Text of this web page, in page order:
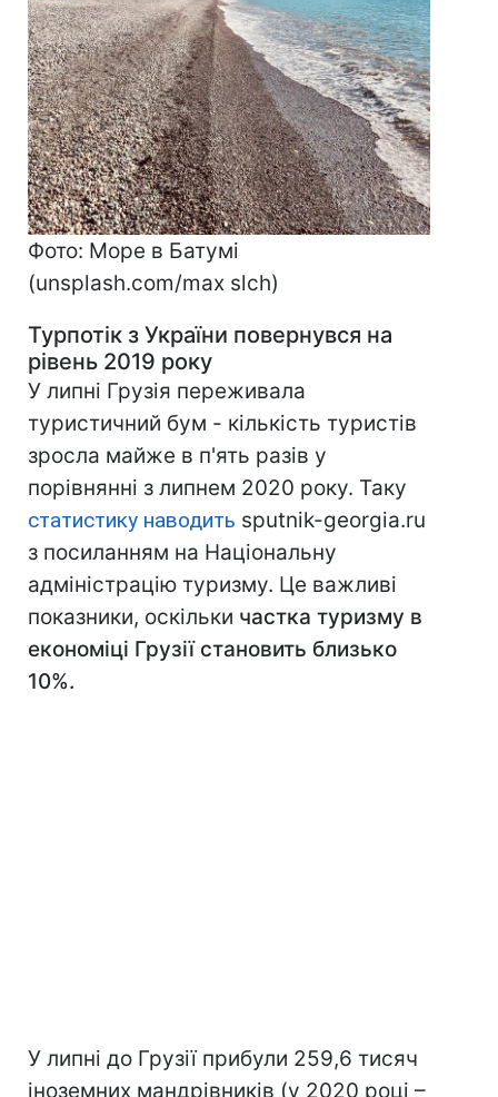
Фото: Море в Батумі
(unsplash.com/max slch)
Турпотік з України повернувся на
рівень 2019 року
У липні Грузія переживала
туристичний бум - кількість туристів
зросла майже в п'ять разів у
порівнянні з липнем 2020 року. Таку
статистику наводить sputnik-georgia.ru
з посиланням на Національну
адміністрацію туризму. Це важливі
показники, оскільки частка туризму в
економіці Грузії становить близько
10%.
У липні до Грузії прибули 259,6 тисяч
іноземних мандрівників (у 2020 році –